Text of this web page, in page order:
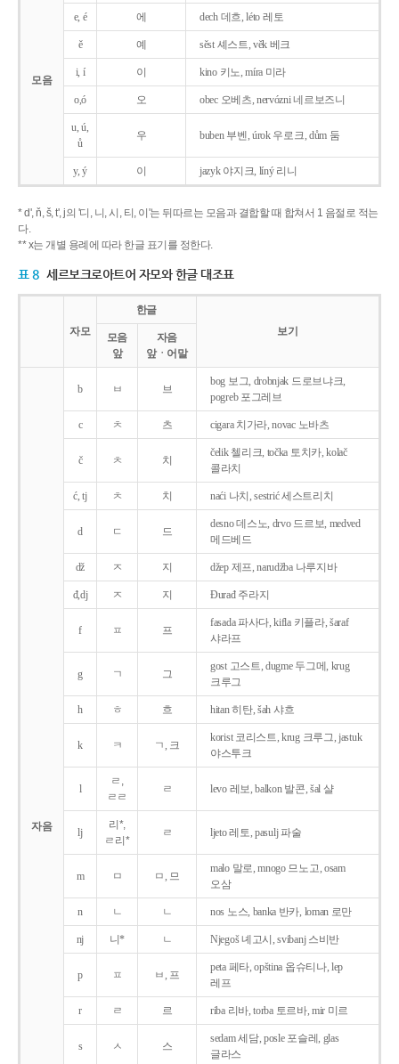
모음
e, é 에 dech 데흐, léto 레토
ě 예 sěst 셰스트, věk 베크
i, í 이 kino 키노, míra 미라
o,ó 오 obec 오베츠, nervózni 네르보즈니
u, ú,
ů
우 buben 부벤, úrok 우로크, dům 둠
y, ý 이 jazyk야지크, líný 리니
* d', ň, š, t', j의 '디, 니, 시, 티, 이'는 뒤따르는 모음과 결합할 때 합쳐서 1 음절로 적는
다.
** x는 개별 용례에 따라 한글 표기를 정한다.
표 8 세르보크로아트어 자모와 한글 대조표
자모
한글
보기
모음
앞
자음
앞ㆍ어말
자음
b ㅂ 브
bog 보그, drobnjak 드로브냐크,
pogreb 포그레브
c ㅊ 츠 cigara 치가라, novac 노바츠
č ㅊ 치
čelik 첼리크, točka 토치카, kolač
콜라치
ć, tj ㅊ 치 naći 나치, sestrić 세스트리치
d ㄷ 드
desno 데스노, drvo 드르보, medved
메드베드
dž ㅈ 지 džep 제프, narudžba 나루지바
đ,dj ㅈ 지 Ðurađ 주라지
f ㅍ 프
fasada 파사다, kifla 키플라, šaraf
샤라프
g ㄱ 그
gost 고스트, dugme 두그메, krug
크루그
h ㅎ 흐 hitan 히탄, šah 샤흐
k ㅋ ㄱ, 크
korist 코리스트, krug 크루그, jastuk
야스투크
l
ㄹ,
ㄹㄹ
ㄹ levo 레보, balkon 발콘, šal 샬
lj
리*,
ㄹ리*
ㄹ ljeto 레토, pasulj 파술
m ㅁ ㅁ, 므
malo 말로, mnogo 므노고, osam
오삼
n ㄴ ㄴ nos 노스, banka 반카, loman 로만
nj 니* ㄴ Njegoš 녜고시, svibanj 스비반
p ㅍ ㅂ, 프
peta 페타, opština 옵슈티나, lep
레프
r ㄹ 르 riba 리바, torba 토르바, mir 미르
s ㅅ 스
sedam 세담, posle 포슬레, glas
글라스